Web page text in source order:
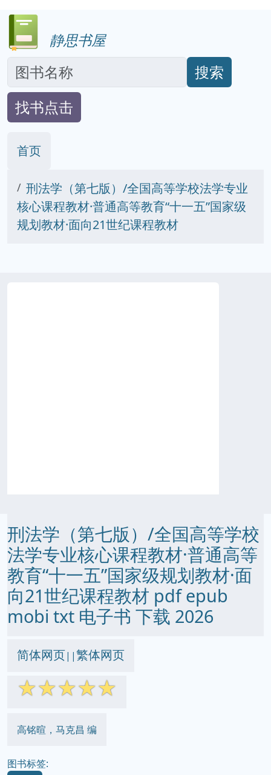
静思书屋
搜索
找书点击
首页
刑法学（第七版）/全国高等学校法学专业
核心课程教材·普通高等教育“十一五”国家级
规划教材·面向21世纪课程教材
刑法学（第七版）/全国高等学校
法学专业核心课程教材·普通高等
教育“十一五”国家级规划教材·面
向21世纪课程教材 pdf epub
mobi txt 电子书 下载 2026
简体网页||繁体网页
☆☆☆☆☆
高铭暄，马克昌 编
图书标签: